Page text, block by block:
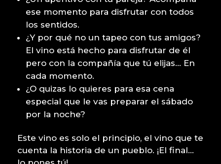
ese momento para disfrutar con todos
los sentidos.
¿Y por qué no un tapeo con tus amigos?
El vino está hecho para disfrutar de él
pero con la compañía que tú elijas… En
cada momento.
¿O quizas lo quieres para esa cena
especial que le vas preparar el sábado
por la noche?
Este vino es solo el principio, el vino que te
cuenta la historia de un pueblo. ¡El final…